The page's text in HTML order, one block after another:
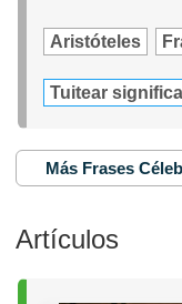
Aristóteles
Tuitear
Más Frases
Artículos